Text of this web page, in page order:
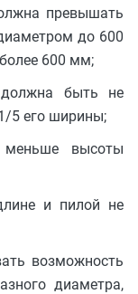
превышать
до 600
600 мм;
быть не
5 его ширины;
высоты
и пилой не
возможность
диаметра,